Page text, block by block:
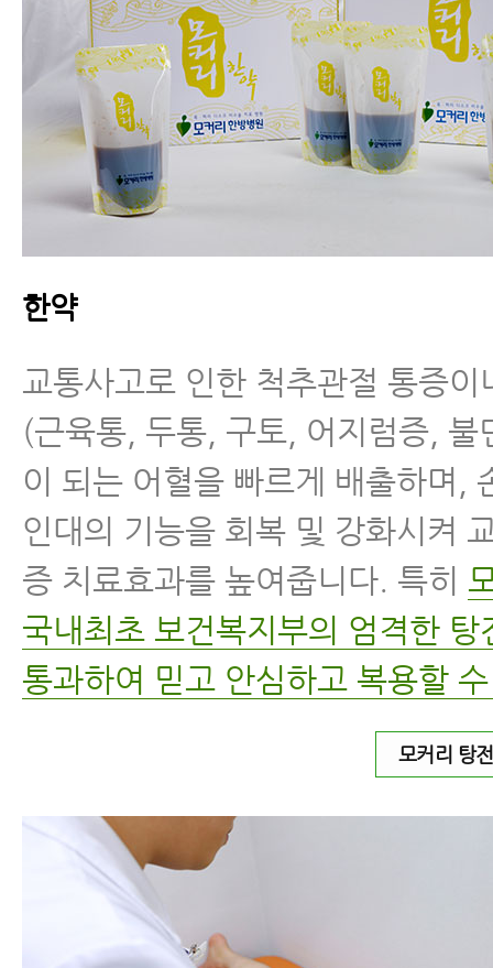
한약
교통사고로 인한 척추관절 통증이
(근육통, 두통, 구토, 어지럼증, 불
이 되는 어혈을 빠르게 배출하며,
인대의 기능을 회복 및 강화시켜
증 치료효과를 높여줍니다. 특히
국내최초 보건복지부의 엄격한 탕
통과하여 믿고 안심하고 복용할
모커리 탕